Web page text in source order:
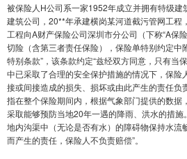
被保险人H公司系一家1952年成立并拥有特级建
建筑公司，20**年承建横岗某河道截污管网工程
工程向A财产保险公司深圳市分公司（下称“A保
切险（含第三者责任保险），保险单特别约定中
特别条款”，该条款约定“兹经双方同意，只有当
中已采取了合理的安全保护措施的情况下，保险
接或间接造成的损失、损坏或由此产生的责任负
指在整个保险期间内，根据气象部门提供的数据
采取能够预防当地20年一遇的降雨、洪水的措
地内沟渠中（无论是否有水）的障碍物保持水流
而产生的责任，保险人不负责赔偿”。